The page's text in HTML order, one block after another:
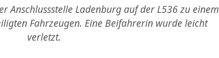
Anschlussstelle Ladenburg auf der L536 zu einem
Fahrzeugen. Eine Beifahrerin wurde leicht
verletzt.